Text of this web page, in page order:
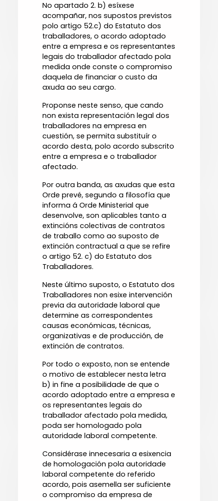
No apartado 2. b) esíxese
acompañar, nos supostos previstos
polo artigo 52.c) do Estatuto dos
traballadores, o acordo adoptado
entre a empresa e os representantes
legais do traballador afectado pola
medida onde conste o compromiso
daquela de financiar o custo da
axuda ao seu cargo.
Proponse neste senso, que cando
non exista representación legal dos
traballadores na empresa en
cuestión, se permita substituír o
acordo desta, polo acordo subscrito
entre a empresa e o traballador
afectado.
Por outra banda, as axudas que esta
Orde prevé, segundo a filosofía que
informa á Orde Ministerial que
desenvolve, son aplicables tanto a
extincións colectivas de contratos
de traballo como ao suposto de
extinción contractual a que se refire
o artigo 52. c) do Estatuto dos
Traballadores.
Neste último suposto, o Estatuto dos
Traballadores non esixe intervención
previa da autoridade laboral que
determine as correspondentes
causas económicas, técnicas,
organizativas e de producción, de
extinción de contratos.
Por todo o exposto, non se entende
o motivo de establecer nesta letra
b) in fine a posibilidade de que o
acordo adoptado entre a empresa e
os representantes legais do
traballador afectado pola medida,
poda ser homologado pola
autoridade laboral competente.
Considérase innecesaria a esixencia
de homologación pola autoridade
laboral competente do referido
acordo, pois asemella ser suficiente
o compromiso da empresa de